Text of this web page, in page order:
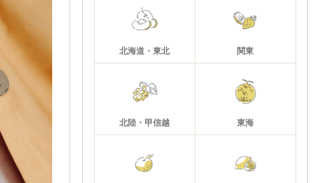
北海道・東北 関東
北陸・甲信越 東海